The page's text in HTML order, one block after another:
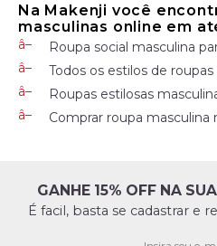
Na Makenji você
masculinas online em
Roupa social masculina
Todos os estilos de
Roupas estilosas
Comprar roupa masculina
GANHE 15% OFF NA
É facil, basta se cadastrar e